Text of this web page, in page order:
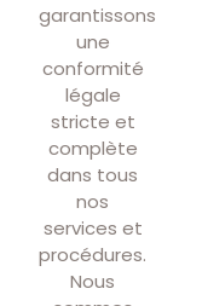
garantissons
une
conformité
légale
stricte et
complète
dans tous
nos
services et
procédures.
Nous